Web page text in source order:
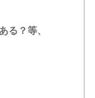
る？等、